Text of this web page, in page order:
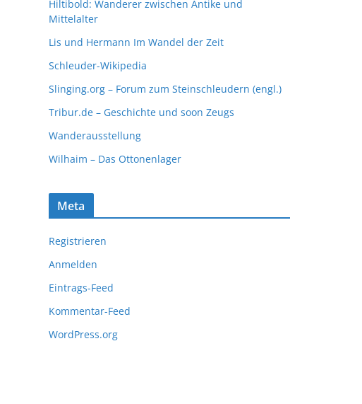
Hiltibold: Wanderer zwischen Antike und
Mittelalter
Lis und Hermann Im Wandel der Zeit
Schleuder-Wikipedia
Slinging.org – Forum zum Steinschleudern (engl.)
Tribur.de – Geschichte und soon Zeugs
Wanderausstellung
Wilhaim – Das Ottonenlager
Meta
Registrieren
Anmelden
Eintrags-Feed
Kommentar-Feed
WordPress.org